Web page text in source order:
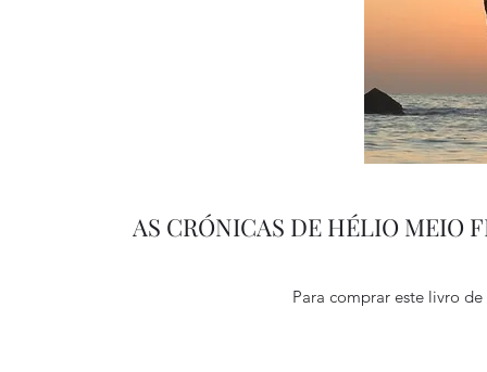
AS CRÓNICAS DE HÉLIO MEIO
Para comprar este livro